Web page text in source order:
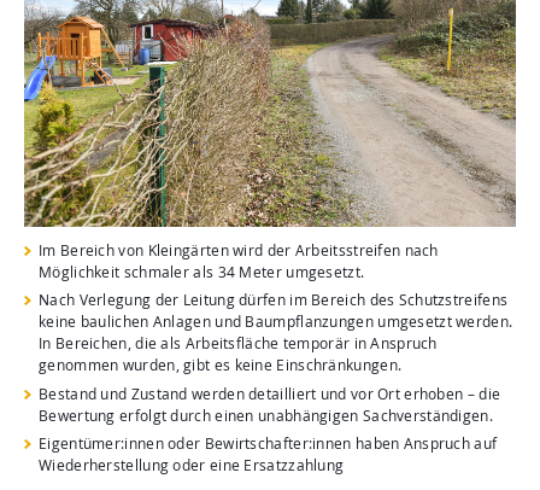
Im Bereich von Kleingärten wird der Arbeitsstreifen nach
Möglichkeit schmaler als 34 Meter umgesetzt.
Nach Verlegung der Leitung dürfen im Bereich des Schutzstreifens
keine baulichen Anlagen und Baumpflanzungen umgesetzt werden.
In Bereichen, die als Arbeitsfläche temporär in Anspruch
genommen wurden, gibt es keine Einschränkungen.
Bestand und Zustand werden detailliert und vor Ort erhoben – die
Bewertung erfolgt durch einen unabhängigen Sachverständigen.
Eigentümer:innen oder Bewirtschafter:innen haben Anspruch auf
Wiederherstellung oder eine Ersatzzahlung